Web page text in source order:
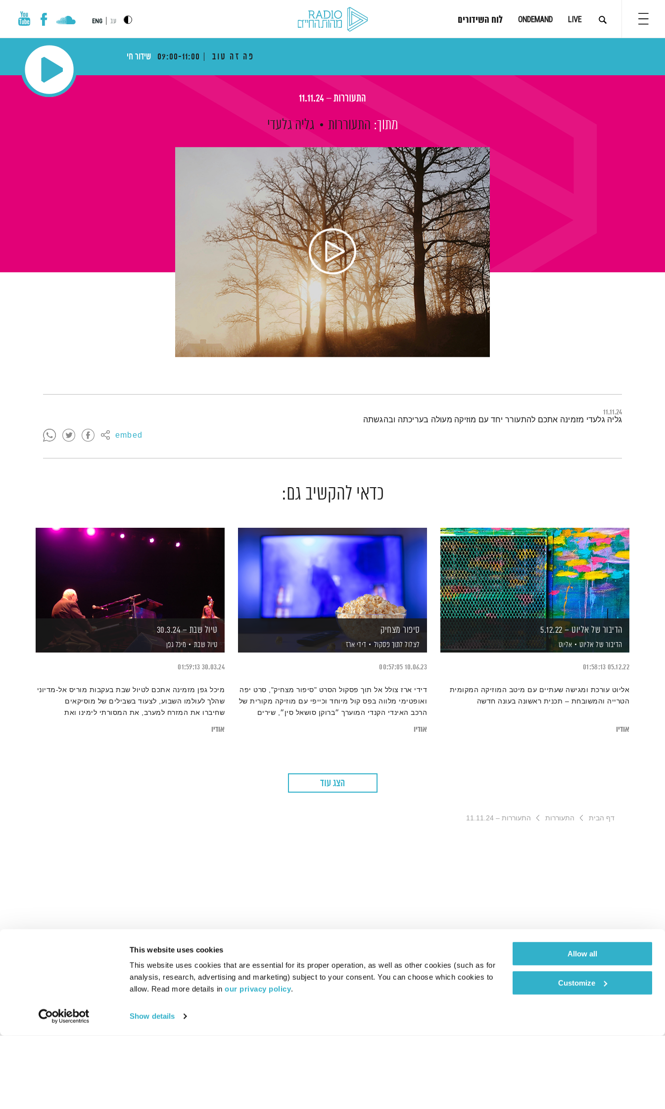
This website uses cookies
This website uses cookies that are essential for its proper operation, as well as other cookies (such as for
analysis, research, advertising and marketing) subject to your consent. You can choose which cookies to
allow. Read more details in our privacy policy.
Show details
Allow all
Customize
LIVE
ONDEMAND לוח השידורים עב ENG
פה זה טוב 09:00-11:00 שידור חי
התעוררות – 11.11.24
מתוך: התעוררות גליה גלעדי
11.11.24
embed
תמצית הפודקאסט
גליה גלעדי מזמינה אתכם להתעורר יחד עם מוזיקה מעולה בעריכתה ובהגשתה
כדאי להקשיב גם:
הדיבור של אליוט – 5.12.22
הדיבור של אליוט אליוט
05.12.22
01:58:13
אליוט עורכת ומגישה שעתיים עם מיטב המוזיקה המקומית
הטרייה והמשובחת – תכנית ראשונה בעונה חדשה
אודיו
סיפור מצחיק
לצלול לתוך פסקול דידי ארז
10.06.23
00:57:05
דידי ארז צולל אל תוך פסקול הסרט "סיפור מצחיק", סרט יפה
ואופטימי מלווה בפס קול מיוחד וכייפי עם מוזיקה מקורית של
הרכב האינדי הקנדי המוערך ״ברוקן סושאל סין״, שירים
אודיו
טיול שבת – 30.3.24
טיול שבת מיכל גפן
30.03.24
01:59:13
מיכל גפן מזמינה אתכם לטיול שבת בעקבות מוריס אל-מדיוני
שהלך לעולמו השבוע, לצעוד בשבילים של מוסיקאים
שחיברו את המזרח למערב, את המסורתי לימינו ואת
אודיו
הצג עוד
דף הבית התעוררות התעוררות – 11.11.24